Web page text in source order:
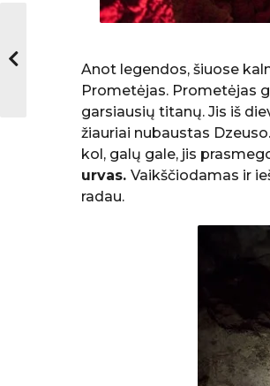
Anot legendos, šiuose
Prometėjas. Prometėjas
garsiausių titanų. Jis iš
žiauriai nubaustas
kol, galų gale, jis
urvas. Vaikščiodamas ir
radau.